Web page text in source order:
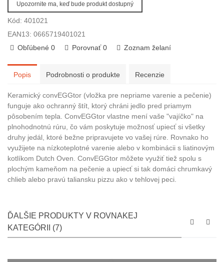
Upozornite ma, keď bude produkt dostupný
Kód: 401021
EAN13: 0665719401021
Obľúbené 0 Porovnať 0 Zoznam želaní
Popis Podrobnosti o produkte Recenzie
Keramický convEGGtor (vložka pre nepriame varenie a pečenie)
funguje ako ochranný štít, ktorý chráni jedlo pred priamym
pôsobením tepla. ConvEGGtor vlastne mení vaše "vajíčko" na
plnohodnotnú rúru, čo vám poskytuje možnosť upiecť si všetky
druhy jedál, ktoré bežne pripravujete vo vašej rúre. Rovnako ho
využijete na nízkoteplotné varenie alebo v kombinácii s liatinovým
kotlíkom Dutch Oven. ConvEGGtor môžete využiť tiež spolu s
plochým kameňom na pečenie a upiecť si tak domáci chrumkavý
chlieb alebo pravú taliansku pizzu ako v tehlovej peci.
ĎALŠIE PRODUKTY V ROVNAKEJ
KATEGÓRII (7)